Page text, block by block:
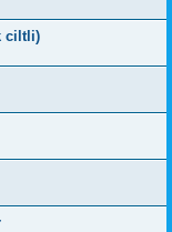
ciltli)